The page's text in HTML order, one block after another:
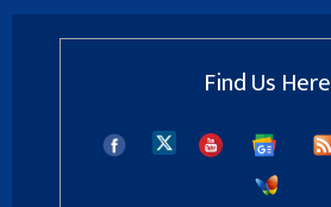
Find Us Here